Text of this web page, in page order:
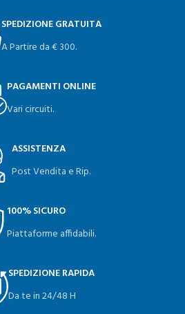
SPEDIZIONE GRATUITA
A Partire da € 300.
PAGAMENTI ONLINE
Vari circuiti.
ASSISTENZA
Post Vendita e Rip.
100% SICURO
Piattaforme affidabili.
SPEDIZIONE RAPIDA
Da te in 24/48 H